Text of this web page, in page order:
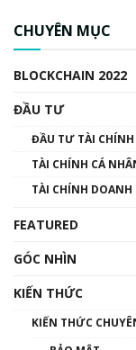
CHUYÊN MỤC
BLOCKCHAIN 2022
ĐẦU TƯ
ĐẦU TƯ TÀI CHÍNH
TÀI CHÍNH CÁ
TÀI CHÍNH DOANH
FEATURED
GÓC NHÌN
KIẾN THỨC
KIẾN THỨC